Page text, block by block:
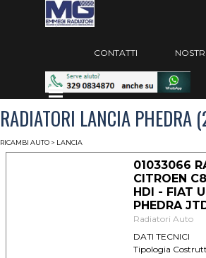
Vai ai contenuti
Salta
CONTATTI
Salta menù
RADIATORI LANCIA PHEDRA
RICAMBI AUTO > LANCIA
01033066
CITROEN
HDI - FIAT
PHEDRA
Radiatori Auto
DATI TECNICI
Tipologia